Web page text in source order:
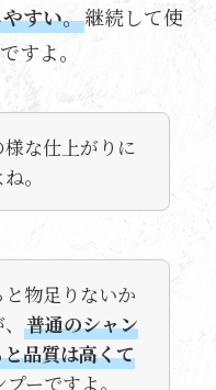
すい。継続して使
すよ。
な仕上がりに
。
物足りないか
普通のシャン
品質は高くて
ーですよ。